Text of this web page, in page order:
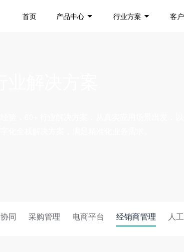
首页 产品中心 行业方案 客
同 采购管理 电商平台 经销商管理 人